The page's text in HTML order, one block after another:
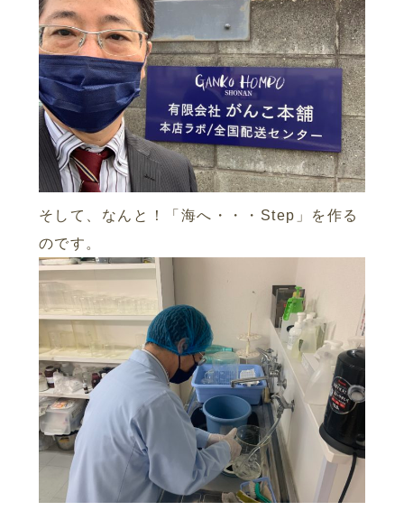
そして、なんと！「海へ・・・Step」を作る
のです。